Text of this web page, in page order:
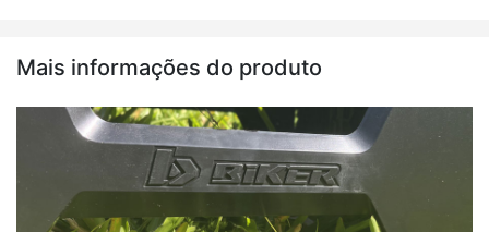
Mais informações do produto